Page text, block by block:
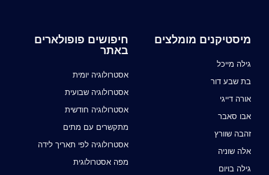
מיסטיקנים מומלצים
גילה מייכל
בת שבע דור
אורה דייגי
אבו סאבר
זהבה שוורץ
אלה שוניה
גילה בויום
חיפושים פופולארים
באתר
אסטרולוגיה יומית
אסטרולוגיה שבועית
אסטרולוגיה חודשית
מתקשרים עם מתים
אסטרולוגיה לפי תאריך לידה
מפה אסטרולוגית